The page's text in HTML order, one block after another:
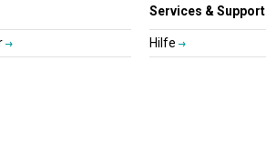
Services & Support
Hilfe